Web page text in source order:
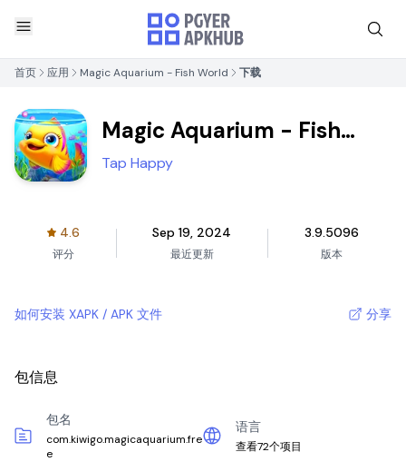
首页 应用 Magic Aquarium - Fish World 下载
Magic Aquarium - Fish
World
Tap Happy
4.6
评分
Sep 19, 2024
最近更新
3.9.5096
版本
如何安装 XAPK / APK 文件 分享
包信息
包名
com.kiwigo.magicaquarium.fre
e
语言
查看72个项目